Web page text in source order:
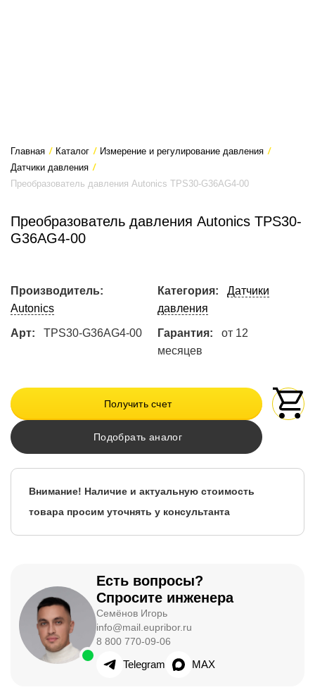
Главная / Каталог / Измерение и регулирование давления /
Датчики давления /
Преобразователь давления Autonics TPS30-G36AG4-00
Преобразователь давления Autonics TPS30-
G36AG4-00
Производитель:
Autonics
Категория:
Датчики
давления
Арт: TPS30-G36AG4-00 Гарантия:
от 12
месяцев
Получить счет
Подобрать аналог
Внимание! Наличие и актуальную стоимость
товара просим уточнять у консультанта
Есть вопросы?
Спросите инженера
Семёнов Игорь
info@mail.eupribor.ru
8 800 770-09-06
Telegram MAX